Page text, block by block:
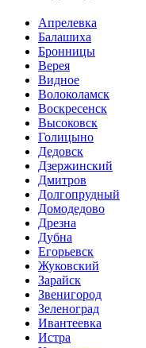
Апрелевка
Балашиха
Бронницы
Верея
Видное
Волоколамск
Воскресенск
Высоковск
Голицыно
Дедовск
Дзержинский
Дмитров
Долгопрудный
Домодедово
Дрезна
Дубна
Егорьевск
Жуковский
Зарайск
Звенигород
Зеленоград
Ивантеевка
Истра